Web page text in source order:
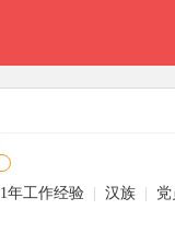
1年工作经验 汉族
党